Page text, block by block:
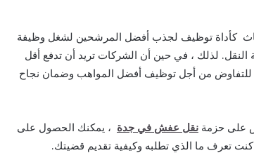
كأداة توظيف لجذب أفضل المرشحين لشغل وظيفة
النقل. لذلك ، في حين أن الشركات تريد أن تدفع أقل
للتفاوض من أجل توظيف أفضل المواهب وضمان نجاح
على حزمة نقل عفش في جدة ، يمكنك الحصول على
تعرف ما الذي تطلبه وكيفية تقديم قضيتك.